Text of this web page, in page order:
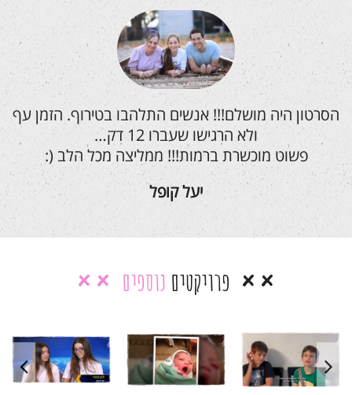
הסרטון היה מושלם!!! אנשים התלהבו בטירוף. הזמן עף
ולא הרגישו שעברו 12 דק…
פשוט מוכשרת ברמות!!! ממליצה מכל הלב (:
יעל קופל
פרויקטים נוספים
המירוץ
למיליון
סרטוני בת/בר
מצווה לרועי
סרטוני בת/בר
מצווה סרטים לימי
סרטון בר
מצווה יואב
סרטוני בת/בר
מצווה סרטים לימי